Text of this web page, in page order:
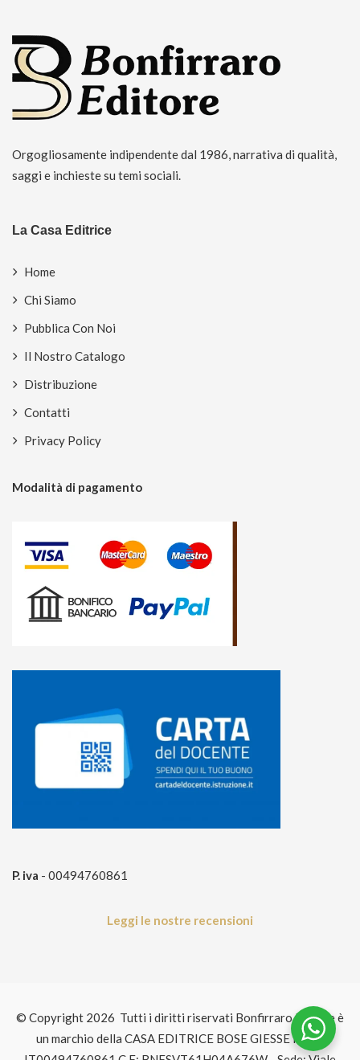
Orgogliosamente indipendente dal 1986, narrativa di qualità,
saggi e inchieste su temi sociali.
La Casa Editrice
Home
Chi Siamo
Pubblica Con Noi
Il Nostro Catalogo
Distribuzione
Contatti
Privacy Policy
Modalità di pagamento
P. iva - 00494760861
Leggi le nostre recensioni
© Copyright 2026 Tutti i diritti riservati Bonfirraro Editore è
un marchio della CASA EDITRICE BOSE GIESSE P.IVA: